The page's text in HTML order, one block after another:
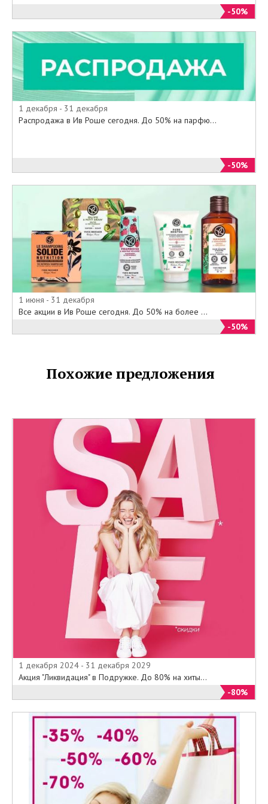
марки .
Срок действия предложения с 09
по 31 декабря 2014 года .
-50%
1 декабря - 31 декабря
Распродажа в Ив Роше сегодня. До 50% на парфю...
-50%
1 июня - 31 декабря
Все акции в Ив Роше сегодня. До 50% на более ...
-50%
Похожие предложения
1 декабря 2024 - 31 декабря 2029
Акция "Ликвидация" в Подружке. До 80% на хиты...
-80%